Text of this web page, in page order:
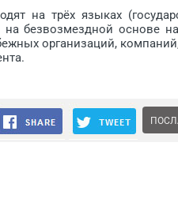
на трёх языках
на безвозмездной основе
организаций,